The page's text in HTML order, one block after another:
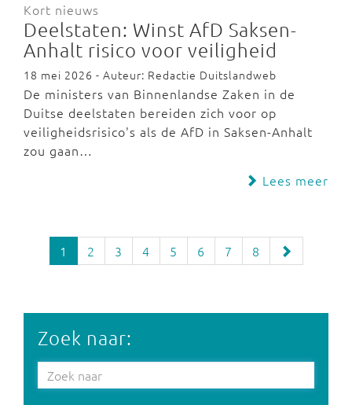
Kort nieuws
Deelstaten: Winst AfD Saksen-
Anhalt risico voor veiligheid
18 mei 2026 - Auteur: Redactie Duitslandweb
De ministers van Binnenlandse Zaken in de
Duitse deelstaten bereiden zich voor op
veiligheidsrisico's als de AfD in Saksen-Anhalt
zou gaan…
Lees meer
1 2 3 4 5 6 7 8
Zoek naar: